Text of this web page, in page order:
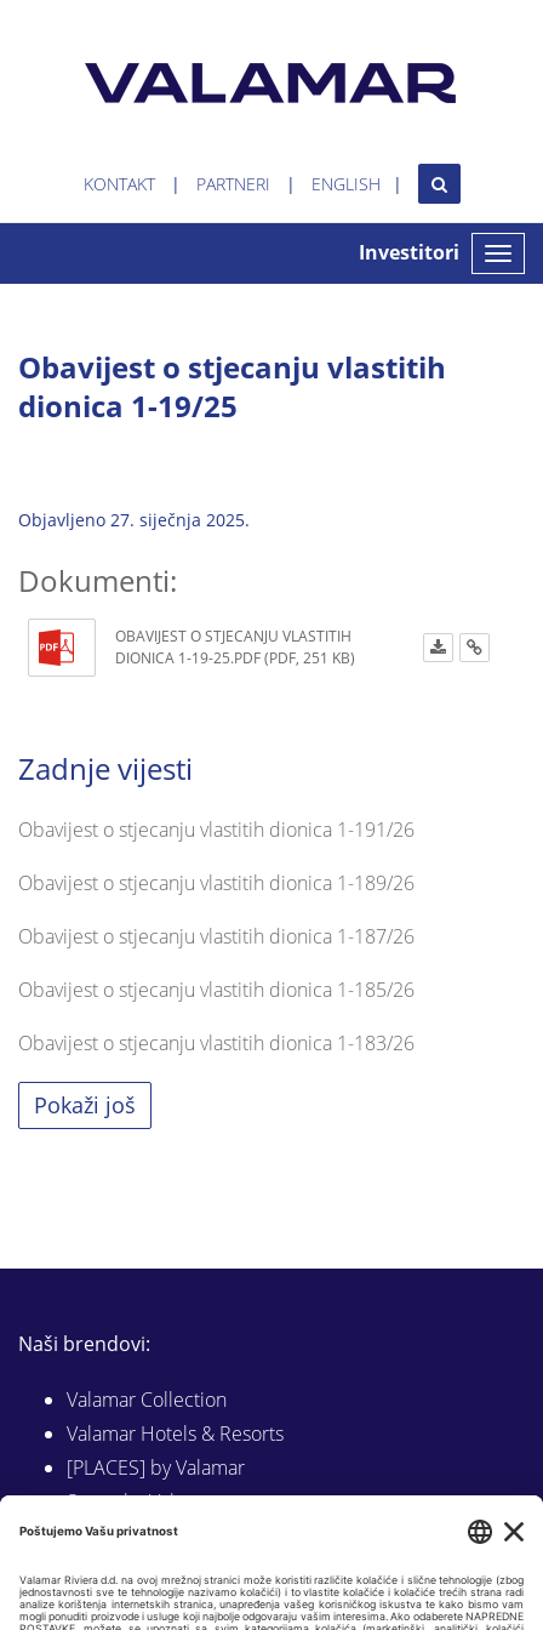
KONTAKT PARTNERI ENGLISH
Toggle
Investitori
Obavijest o stjecanju vlastitih
dionica 1-19/25
Objavljeno 27. siječnja 2025.
Dokumenti:
OBAVIJEST O STJECANJU VLASTITIH
DIONICA 1-19-25.PDF (PDF, 251 KB)
Zadnje vijesti
Obavijest o stjecanju vlastitih dionica 1-191/26
Obavijest o stjecanju vlastitih dionica 1-189/26
Obavijest o stjecanju vlastitih dionica 1-187/26
Obavijest o stjecanju vlastitih dionica 1-185/26
Obavijest o stjecanju vlastitih dionica 1-183/26
Pokaži još
Naši brendovi:
Valamar Collection
Valamar Hotels & Resorts
[PLACES] by Valamar
Sunny by Valamar
Valamar Camping
Istraži na Valamar.com